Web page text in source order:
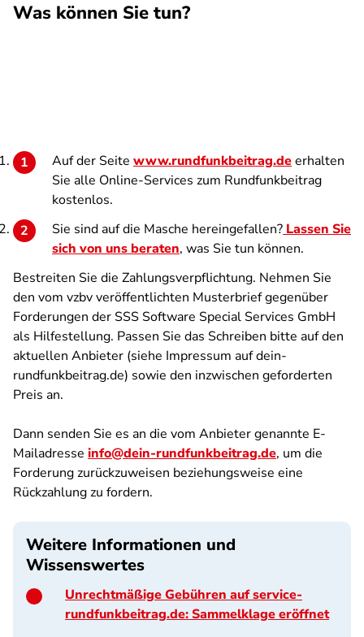
Was können Sie tun?
Auf der Seite www.rundfunkbeitrag.deerhalten
Sie alle Online-Services zum Rundfunkbeitrag
kostenlos.
Sie sind auf die Masche hereingefallen? Lassen Sie
sich von uns beraten, was Sie tun können.
Bestreiten Sie die Zahlungsverpflichtung. Nehmen Sie
den vom vzbv veröffentlichten Musterbrief gegenüber
Forderungen der SSS Software Special Services GmbH
als Hilfestellung. Passen Sie das Schreiben bitte auf den
aktuellen Anbieter (siehe Impressum auf dein-
rundfunkbeitrag.de) sowie den inzwischen geforderten
Preis an.
Dann senden Sie es an die vom Anbieter genannte E-
Mailadresse info@dein-rundfunkbeitrag.de, um die
Forderung zurückzuweisen beziehungsweise eine
Rückzahlung zu fordern.
Weitere Informationen und
Wissenswertes
Unrechtmäßige Gebühren auf service-
rundfunkbeitrag.de: Sammelklage eröffnet